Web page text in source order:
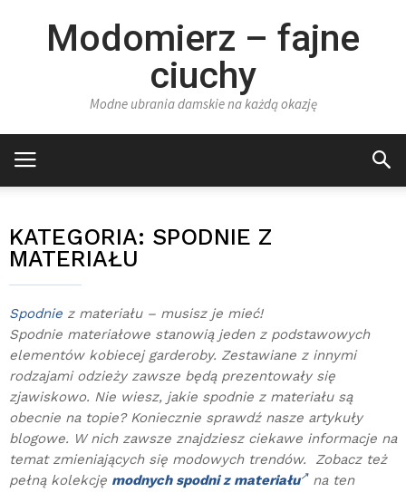
Modomierz – fajne
ciuchy
Modne ubrania damskie na każdą okazję
KATEGORIA: SPODNIE Z
MATERIAŁU
Spodnie z materiału – musisz je mieć!
Spodnie materiałowe stanowią jeden z podstawowych
elementów kobiecej garderoby. Zestawiane z innymi
rodzajami odzieży zawsze będą prezentowały się
zjawiskowo. Nie wiesz, jakie spodnie z materiału są
obecnie na topie? Koniecznie sprawdź nasze artykuły
blogowe. W nich zawsze znajdziesz ciekawe informacje na
temat zmieniających się modowych trendów. Zobacz też
pełną kolekcję modnych spodni z materiału na ten